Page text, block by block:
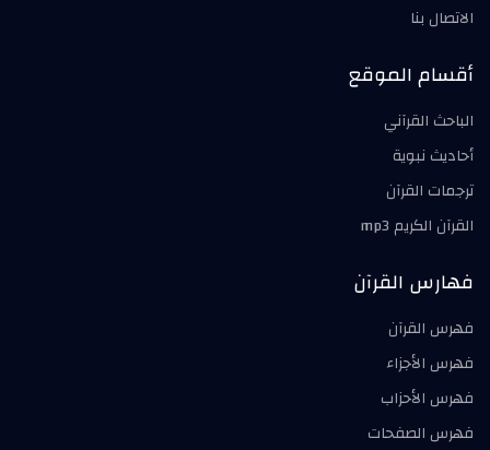
الاتصال بنا
أقسام الموقع
الباحث القرآني
أحاديث نبوية
ترجمات القرآن
القرآن الكريم mp3
فهارس القرآن
فهرس القرآن
فهرس الأجزاء
فهرس الأحزاب
فهرس الصفحات